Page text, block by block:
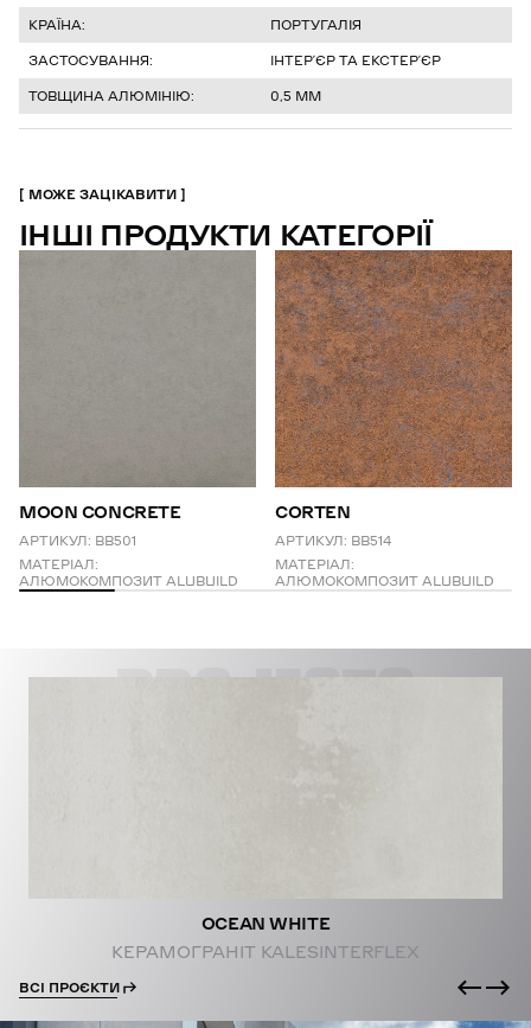
КРАЇНА:
ПОРТУГАЛІЯ
ЗАСТОСУВАННЯ:
ІНТЕРʼЄР ТА ЕКСТЕРʼЄР
ТОВЩИНА АЛЮМІНІЮ:
0,5 ММ
МОЖЕ ЗАЦІКАВИТИ
ІНШІ ПРОДУКТИ КАТЕГОРІЇ
MOON CONCRETE
АРТИКУЛ: BB501
МАТЕРІАЛ:
АЛЮМОКОМПОЗИТ ALUBUILD
CORTEN
АРТИКУЛ: BB514
МАТЕРІАЛ:
АЛЮМОКОМПОЗИТ ALUBUILD
PROJECTS
OCEAN WHITE
КЕРАМОГРАНІТ KALESINTERFLEX
ВСІ ПРОЄКТИ